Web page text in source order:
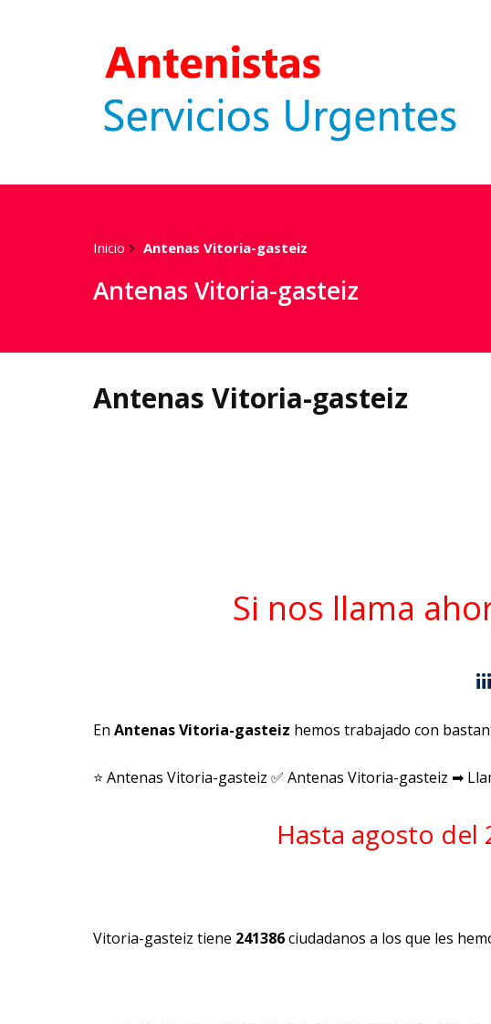
Inicio Antenas Vitoria-gasteiz
Antenas Vitoria-gasteiz
Antenas Vitoria-gasteiz
Si nos llama
En Antenas Vitoria-gasteiz hemos trabajado con
⭐ Antenas Vitoria-gasteiz ✅ Antenas Vitoria-gasteiz ➡
Hasta agosto del
Vitoria-gasteiz tiene 241386ciudadanos a los que les